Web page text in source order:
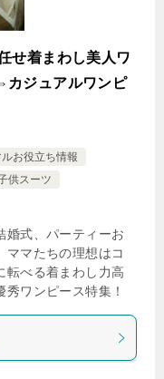
せ着まわし美人ワ
カジュアルワンピ
お役立ち情報
供スーツ
婚式、パーティーお
ママたちの理想はコ
べる着まわし力高
ワンピース特集！